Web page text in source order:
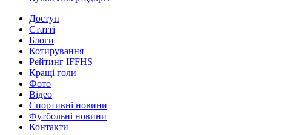
Доступ
Статті
Блоги
Котирування
Рейтинг IFFHS
Кращі голи
Фото
Відео
Спортивні новини
Футбольні новини
Контакти